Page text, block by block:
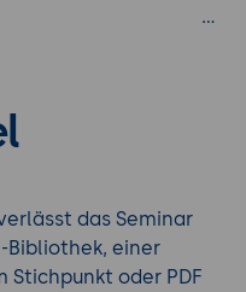
pragmatischen
passende
Kalkulations-
formatiertes
Die
sinkt spürbar -
das Seminar
Bibliothek, einer
oder PDF